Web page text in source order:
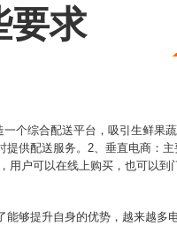
要求
个综合配送平台，吸引生鲜果
供配送服务。2、垂直电商：
户可以在线上购买，也可以
够提升自身的优势，越来越多